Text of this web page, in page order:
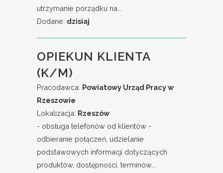
utrzymanie porządku na...
Dodane: dzisiaj
OPIEKUN KLIENTA
(K/M)
Pracodawca: Powiatowy Urząd Pracy w
Rzeszowie
Lokalizacja: Rzeszów
- obsługa telefonów od klientów -
odbieranie połączeń, udzielanie
podstawowych informacji dotyczących
produktów, dostępności, terminów...